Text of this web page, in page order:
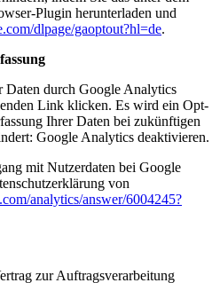
Plugin herunterladen und
dlpage/gaoptout?hl=de.
Daten durch Google Analytics
Link klicken. Es wird ein Opt-
Ihrer Daten bei zukünftigen
Google Analytics deaktivieren.
mit Nutzerdaten bei Google
von
analytics/answer/6004245?
zur Auftragsverarbeitung